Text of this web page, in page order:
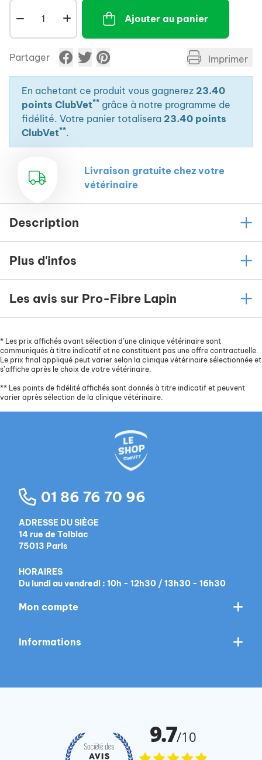
Ajouter au panier
Partager Imprimer
En achetant ce produit vous gagnerez 23.40
points ClubVet** grâce à notre programme de
fidélité. Votre panier totalisera 23.40 points
ClubVet**.
Livraison gratuite chez votre
vétérinaire
Description
Plus d'infos
Les avis sur Pro-Fibre Lapin
* Les prix affichés avant sélection d’une clinique vétérinaire sont
communiqués à titre indicatif et ne constituent pas une offre contractuelle.
Le prix final appliqué peut varier selon la clinique vétérinaire sélectionnée et
s’affiche après le choix de votre vétérinaire.
** Les points de fidélité affichés sont donnés à titre indicatif et peuvent
varier après sélection de la clinique vétérinaire.
01 86 76 70 96
ADRESSE DU SIÈGE
14 rue de Tolbiac
75013 Paris
HORAIRES
Du lundi au vendredi : 10h - 12h30 / 13h30 - 16h30
Mon compte
Informations